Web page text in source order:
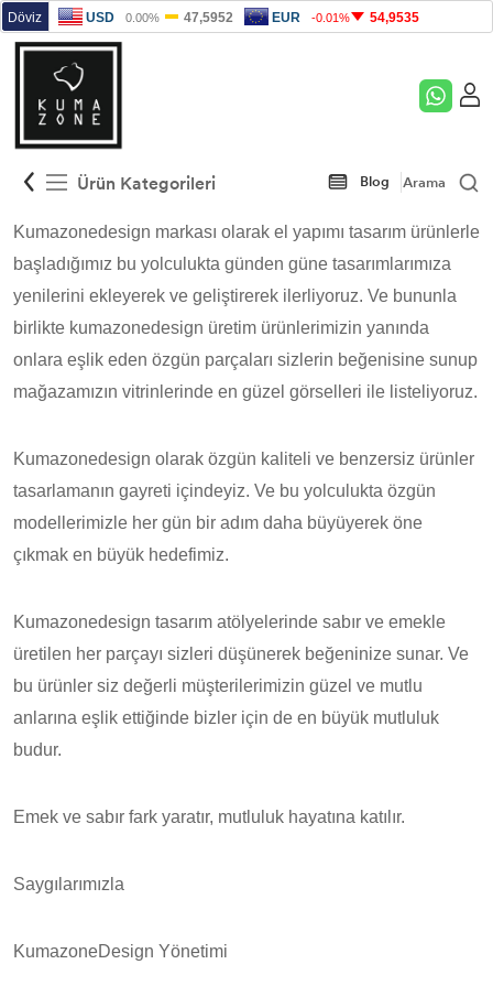
Ürün Kategorileri Blog Arama
Kumazonedesign markası olarak el yapımı tasarım ürünlerle
başladığımız bu yolculukta günden güne tasarımlarımıza
yenilerini ekleyerek ve geliştirerek ilerliyoruz. Ve bununla
birlikte kumazonedesign üretim ürünlerimizin yanında
onlara eşlik eden özgün parçaları sizlerin beğenisine sunup
mağazamızın vitrinlerinde en güzel görselleri ile listeliyoruz.
Kumazonedesign olarak özgün kaliteli ve benzersiz ürünler
tasarlamanın gayreti içindeyiz. Ve bu yolculukta özgün
modellerimizle her gün bir adım daha büyüyerek öne
çıkmak en büyük hedefimiz.
Kumazonedesign tasarım atölyelerinde sabır ve emekle
üretilen her parçayı sizleri düşünerek beğeninize sunar. Ve
bu ürünler siz değerli müşterilerimizin güzel ve mutlu
anlarına eşlik ettiğinde bizler için de en büyük mutluluk
budur.
Emek ve sabır fark yaratır, mutluluk hayatına katılır.
Saygılarımızla
KumazoneDesign Yönetimi
Peştemal
Plaj Havlusu
Çelik Kelepçe
Çelik Kolye
Çelik Bileklik
Deri Bileklik